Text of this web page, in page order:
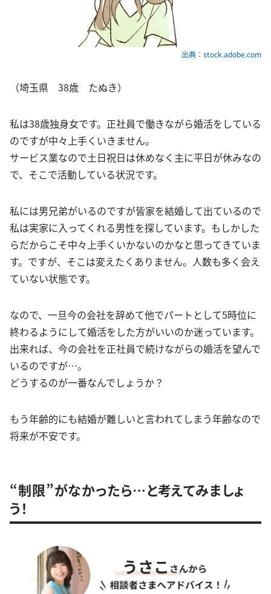
出典：stock.adobe.com
（埼玉県 38歳 たぬき）
私は38歳独身女です。正社員で働きながら婚活をしている
のですが中々上手くいきません。
サービス業なので土日祝日は休めなく主に平日が休みなの
で、そこで活動している状況です。
私には男兄弟がいるのですが皆家を結婚して出ているので
私は実家に入ってくれる男性を探しています。もしかした
らだからこそ中々上手くいかないのかなと思ってきていま
す。ですが、そこは変えたくありません。人数も多く会え
ていない状態です。
なので、一旦今の会社を辞めて他でパートとして5時位に
終わるようにして婚活をした方がいいのか迷っています。
出来れば、今の会社を正社員で続けながらの婚活を望んで
いるのですが…。
どうするのが一番なんでしょうか？
もう年齢的にも結婚が難しいと言われてしまう年齢なので
将来が不安です。
“制限”がなかったら…と考えてみましょ
う！